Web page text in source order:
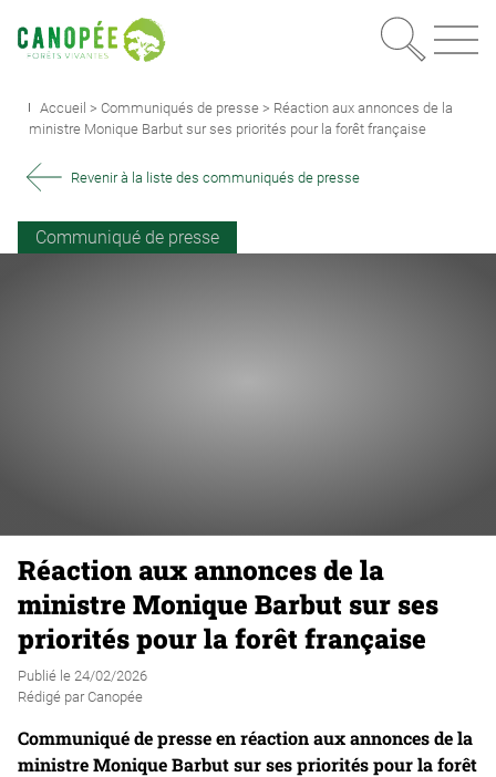
OUVRIR LE
Accueil > Communiqués de presse> Réaction aux annonces de la
ministre Monique Barbut sur ses priorités pour la forêt française
Revenir à la liste des communiqués de presse
Communiqué de presse
Réaction aux annonces de la
ministre Monique Barbut sur ses
priorités pour la forêt française
Communiqué de presse en réaction aux annonces de la
ministre Monique Barbut sur ses priorités pour la forêt
Publié le24/02/2026
Rédigé parCanopée